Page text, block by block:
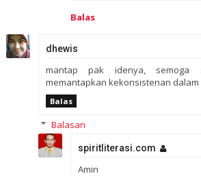
Balas
dhewis
mantap pak idenya, semoga
memantapkan kekonsistenan dalam
Balas
Balasan
spiritliterasi.com
Amin